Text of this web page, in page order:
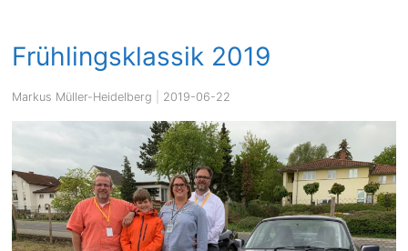
Frühlingsklassik 2019
Markus Müller-Heidelberg 2019-06-22